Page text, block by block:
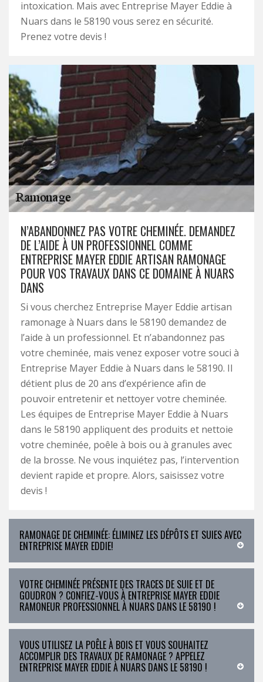
intoxication. Mais avec Entreprise Mayer Eddie à
Nuars dans le 58190 vous serez en sécurité.
Prenez votre devis !
N’ABANDONNEZ PAS VOTRE CHEMINÉE. DEMANDEZ
DE L’AIDE À UN PROFESSIONNEL COMME
ENTREPRISE MAYER EDDIE ARTISAN RAMONAGE
POUR VOS TRAVAUX DANS CE DOMAINE À NUARS
DANS
Si vous cherchez Entreprise Mayer Eddie artisan
ramonage à Nuars dans le 58190 demandez de
l’aide à un professionnel. Et n’abandonnez pas
votre cheminée, mais venez exposer votre souci à
Entreprise Mayer Eddie à Nuars dans le 58190. Il
détient plus de 20 ans d’expérience afin de
pouvoir entretenir et nettoyer votre cheminée.
Les équipes de Entreprise Mayer Eddie à Nuars
dans le 58190 appliquent des produits et nettoie
votre cheminée, poêle à bois ou à granules avec
de la brosse. Ne vous inquiétez pas, l’intervention
devient rapide et propre. Alors, saisissez votre
devis !
RAMONAGE DE CHEMINÉE: ÉLIMINEZ LES DÉPÔTS ET SUIES AVEC
ENTREPRISE MAYER EDDIE!
VOTRE CHEMINÉE PRÉSENTE DES TRACES DE SUIE ET DE
GOUDRON ? CONFIEZ-VOUS À ENTREPRISE MAYER EDDIE
RAMONEUR PROFESSIONNEL À NUARS DANS LE 58190 !
VOUS UTILISEZ LA POÊLE À BOIS ET VOUS SOUHAITEZ
ACCOMPLIR DES TRAVAUX DE RAMONAGE ? APPELEZ
ENTREPRISE MAYER EDDIE À NUARS DANS LE 58190 !